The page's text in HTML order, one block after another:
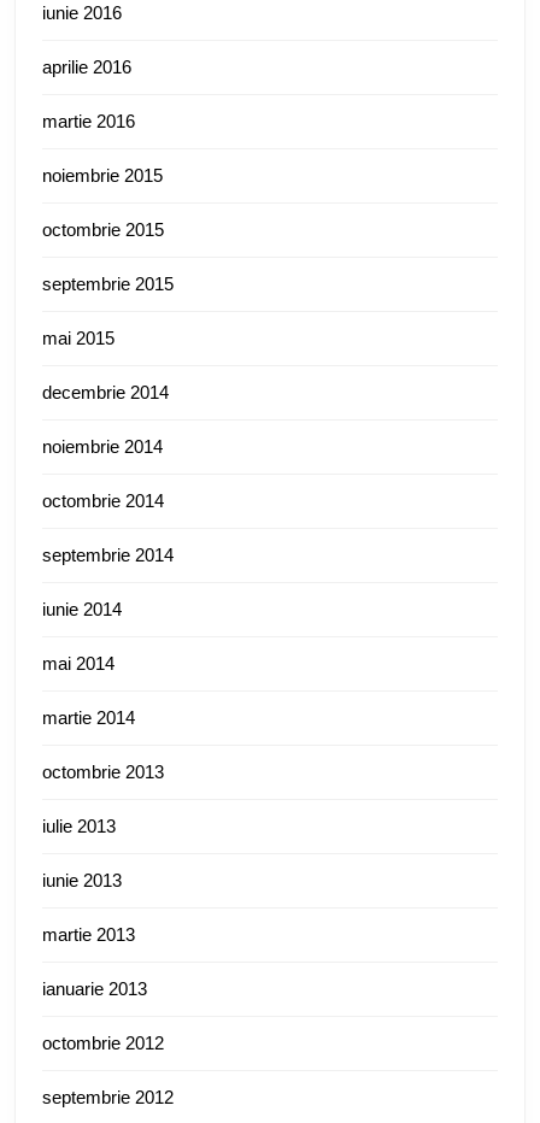
iunie 2016
aprilie 2016
martie 2016
noiembrie 2015
octombrie 2015
septembrie 2015
mai 2015
decembrie 2014
noiembrie 2014
octombrie 2014
septembrie 2014
iunie 2014
mai 2014
martie 2014
octombrie 2013
iulie 2013
iunie 2013
martie 2013
ianuarie 2013
octombrie 2012
septembrie 2012